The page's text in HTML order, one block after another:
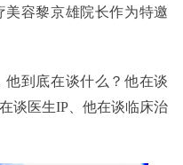
容黎京雄院长作为特邀
到底在谈什么？他在谈
谈医生IP、他在谈临床治